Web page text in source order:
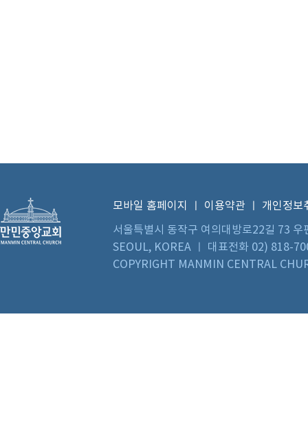
모바일 홈페이지 이용약관
개인정보
서울특별시 동작구 여의대방로22길 73
SEOUL, KOREA ㅣ 대표전화 02) 818-
COPYRIGHT MANMIN CENTRAL